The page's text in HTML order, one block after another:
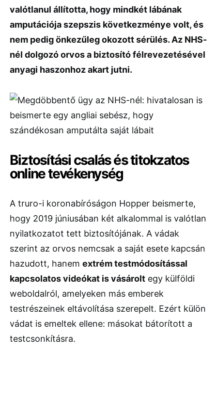
valótlanul állította, hogy mindkét lábának
amputációja szepszis következménye volt, és
nem pedig önkezűleg okozott sérülés. Az NHS-
nél dolgozó orvos a biztosító félrevezetésével
anyagi haszonhoz akart jutni.
Biztosítási csalás és titokzatos
online tevékenység
A truro-i koronabíróságon Hopper beismerte,
hogy 2019 júniusában két alkalommal is valótlan
nyilatkozatot tett biztosítójának. A vádak
szerint az orvos nemcsak a saját esete kapcsán
hazudott, hanem extrém testmódosítással
kapcsolatos videókat is vásárolt egy külföldi
weboldalról, amelyeken más emberek
testrészeinek eltávolítása szerepelt. Ezért külön
vádat is emeltek ellene: másokat bátorított a
testcsonkításra.